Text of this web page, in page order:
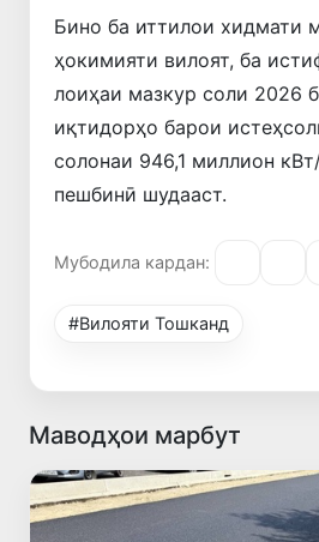
Бино ба иттилои хидмати
ҳокимияти вилоят, ба
лоиҳаи мазкур соли 2026
иқтидорҳо барои
солонаи 946,1 миллион
пешбинӣ шудааст.
Мубодила кардан:
#Вилояти Тошканд
Маводҳои марбут